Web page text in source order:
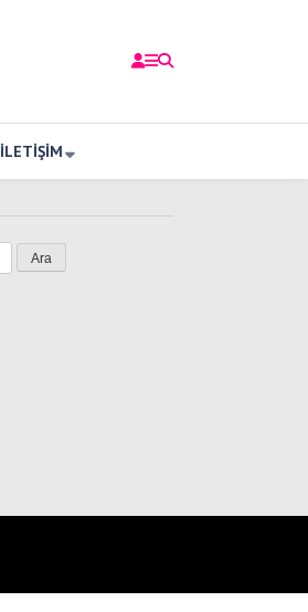
İLETIŞIM